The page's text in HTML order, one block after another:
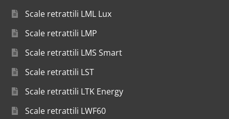
Scale retrattili LML Lux
Scale retrattili LMP
Scale retrattili LMS Smart
Scale retrattili LST
Scale retrattili LTK Energy
Scale retrattili LWF60